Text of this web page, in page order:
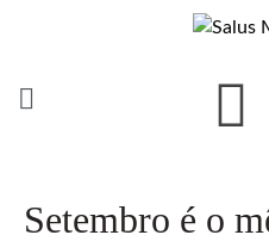
Setembro é o